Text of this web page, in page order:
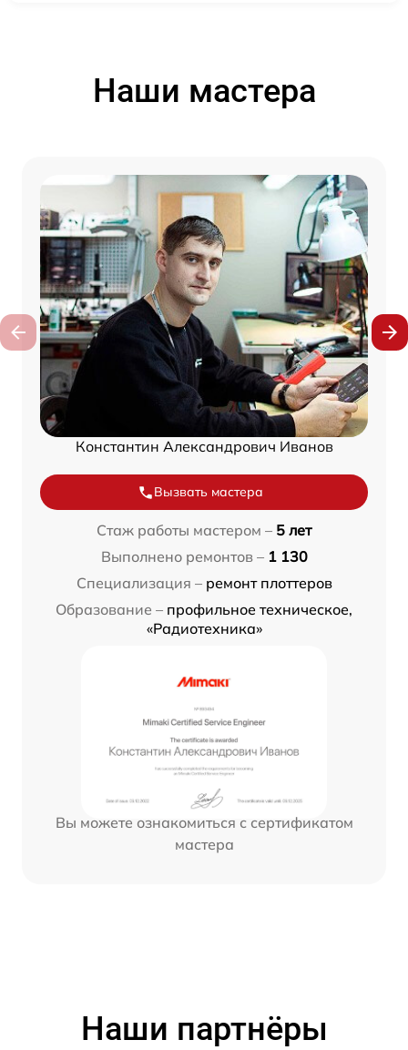
Наши мастера
Константин Александрович Иванов
Вызвать мастера
Стаж работы мастером – 5 лет
Выполнено ремонтов – 1 130
Специализация – ремонт плоттеров
Образование – профильное техническое,
«Радиотехника»
Вы можете ознакомиться с сертификатом
мастера
Наши партнёры